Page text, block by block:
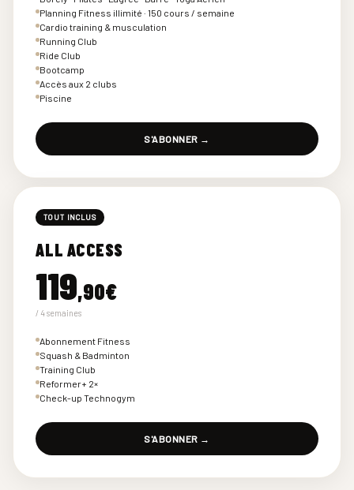
Planning Fitness illimité · 150 cours / semaine
Cardio training & musculation
Running Club
Ride Club
Bootcamp
Accès aux 2 clubs
Piscine
S'ABONNER →
TOUT INCLUS
ALL ACCESS
119,90€
/ 4 semaines
Abonnement Fitness
Squash & Badminton
Training Club
Reformer+ 2×
Check-up Technogym
S'ABONNER →